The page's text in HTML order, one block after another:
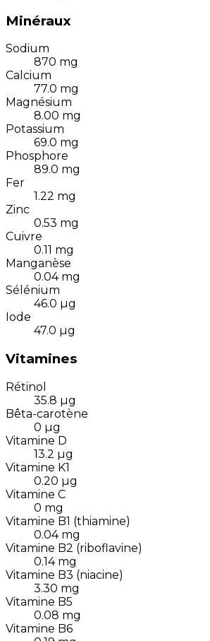
Minéraux
Sodium
870 mg
Calcium
77.0 mg
Magnésium
8.00 mg
Potassium
69.0 mg
Phosphore
89.0 mg
Fer
1.22 mg
Zinc
0.53 mg
Cuivre
0.11 mg
Manganèse
0.04 mg
Sélénium
46.0 µg
Iode
47.0 µg
Vitamines
Rétinol
35.8 µg
Bêta-carotène
0 µg
Vitamine D
13.2 µg
Vitamine K1
0.20 µg
Vitamine C
0 mg
Vitamine B1 (thiamine)
0.04 mg
Vitamine B2 (riboflavine)
0.14 mg
Vitamine B3 (niacine)
3.30 mg
Vitamine B5
0.08 mg
Vitamine B6